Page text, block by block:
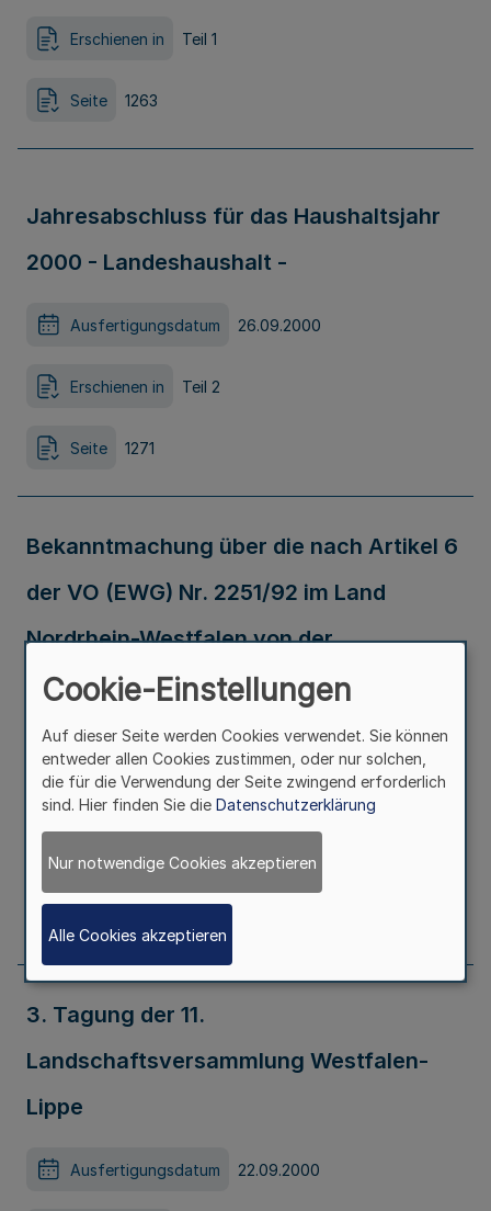
Erschienen in Teil 1
Seite 1263
Jahresabschluss für das Haushaltsjahr
2000 - Landeshaushalt -
Ausfertigungsdatum 26.09.2000
Erschienen in Teil 2
Seite 1271
Bekanntmachung über die nach Artikel 6
der VO (EWG) Nr. 2251/92 im Land
Nordrhein-Westfalen von der
Versandkontrolle von frischem Obst und
Gemüse freigestellten Unternehmen
Ausfertigungsdatum 11.09.2000
Erschienen in Teil 2
3. Tagung der 11.
Landschaftsversammlung Westfalen-
Lippe
Ausfertigungsdatum 22.09.2000
Cookie-Einstellungen
Auf dieser Seite werden Cookies verwendet. Sie können
entweder allen Cookies zustimmen, oder nur solchen,
die für die Verwendung der Seite zwingend erforderlich
sind. Hier finden Sie die Datenschutzerklärung
Nur notwendige Cookies akzeptieren
Alle Cookies akzeptieren